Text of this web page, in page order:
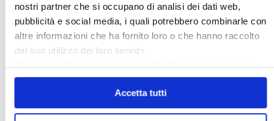
nostri partner che si occupano di analisi dei dati web,
pubblicità e social media, i quali potrebbero combinarle con
altre informazioni che ha fornito loro o che hanno raccolto
dal suo utilizzo dei loro servizi.
Chiudendo il banner cliccando sullaXverranno accettati
solo i cookie necessari.
Accetta tutti